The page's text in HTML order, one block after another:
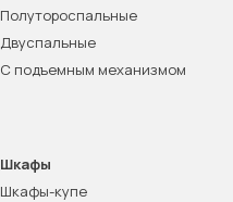
Полутороспальные
Двуспальные
С подъемным механизмом
Шкафы
Шкафы-купе